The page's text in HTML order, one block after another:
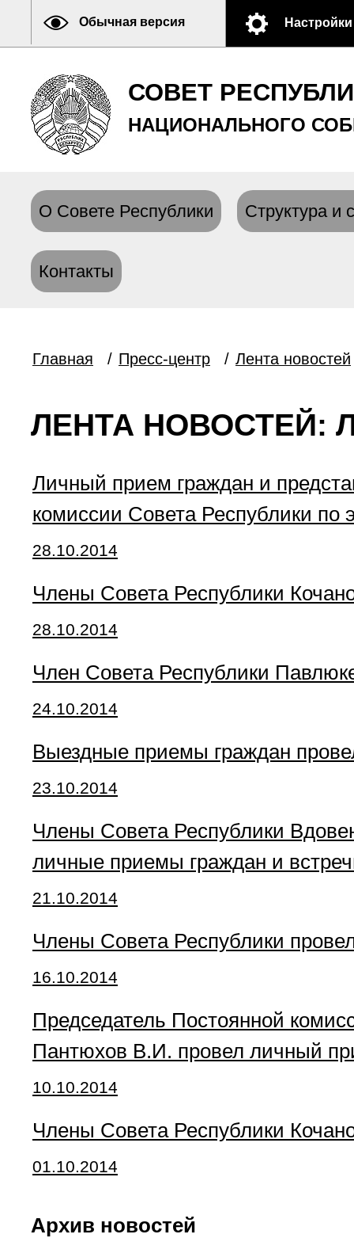
Обычная версия Настройки
СОВЕТ
НАЦИОНАЛЬНОГО
О Совете Республики Структура и
Контакты
Главная / Пресс-центр / Лента новостей
ЛЕНТА НОВОСТЕЙ:
Личный прием граждан и
комиссии Совета Республики
28.10.2014
Члены Совета Республики
28.10.2014
Член Совета Республики
24.10.2014
Выездные приемы граждан
23.10.2014
Члены Совета Республики
личные приемы граждан и
21.10.2014
Члены Совета Республики
16.10.2014
Председатель Постоянной
Пантюхов В.И. провел личный
10.10.2014
Члены Совета Республики
01.10.2014
Архив новостей